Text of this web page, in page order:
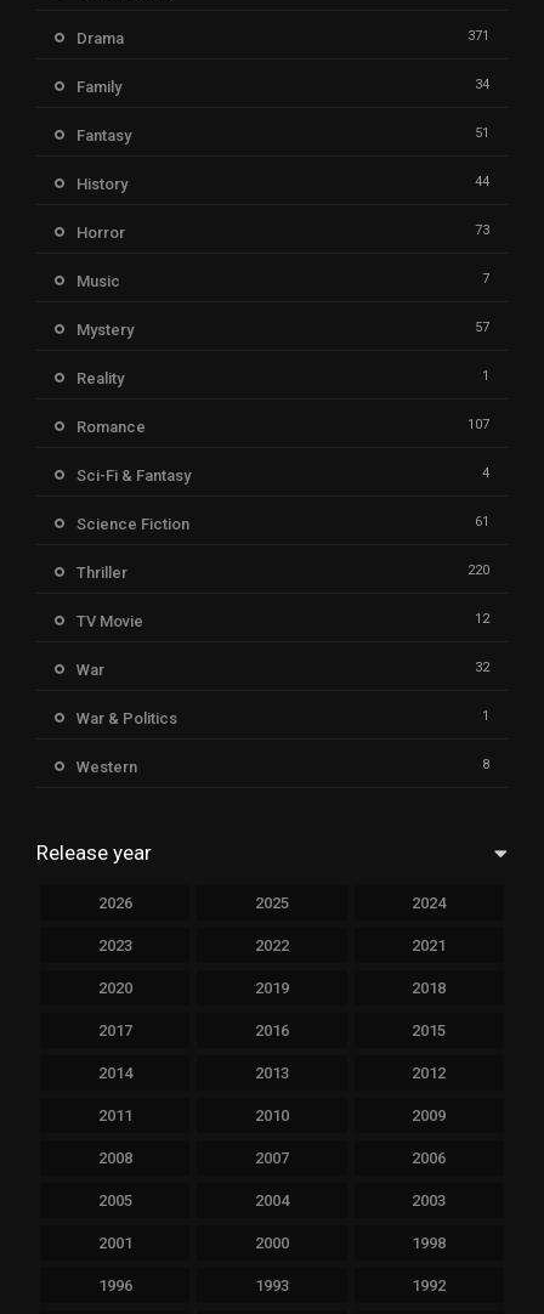
Drama 371
Family 34
Fantasy 51
History 44
Horror 73
Music 7
Mystery 57
Reality 1
Romance 107
Sci-Fi & Fantasy 4
Science Fiction 61
Thriller 220
TV Movie 12
War 32
War & Politics 1
Western 8
Release year
2026 2025 2024
2023 2022 2021
2020 2019 2018
2017 2016 2015
2014 2013 2012
2011 2010 2009
2008 2007 2006
2005 2004 2003
2001 2000 1998
1996 1993 1992